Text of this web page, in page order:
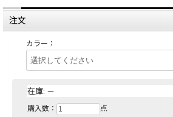
注文
カラー：
在庫: －
購入数： 点